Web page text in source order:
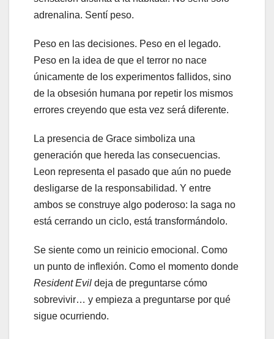
adrenalina. Sentí peso.
Peso en las decisiones. Peso en el legado.
Peso en la idea de que el terror no nace
únicamente de los experimentos fallidos, sino
de la obsesión humana por repetir los mismos
errores creyendo que esta vez será diferente.
La presencia de Grace simboliza una
generación que hereda las consecuencias.
Leon representa el pasado que aún no puede
desligarse de la responsabilidad. Y entre
ambos se construye algo poderoso: la saga no
está cerrando un ciclo, está transformándolo.
Se siente como un reinicio emocional. Como
un punto de inflexión. Como el momento donde
Resident Evil deja de preguntarse cómo
sobrevivir… y empieza a preguntarse por qué
sigue ocurriendo.